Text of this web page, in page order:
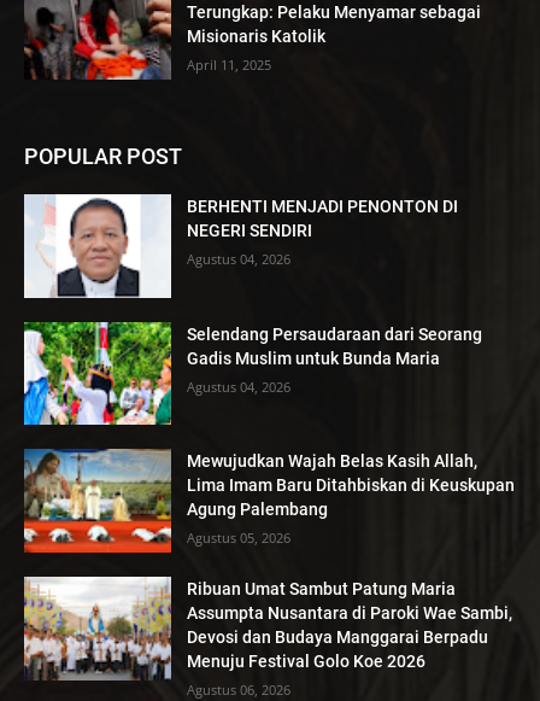
Terungkap: Pelaku Menyamar sebagai
Misionaris Katolik
April 11, 2025
POPULAR POST
BERHENTI MENJADI PENONTON DI
NEGERI SENDIRI
Agustus 04, 2026
Selendang Persaudaraan dari Seorang
Gadis Muslim untuk Bunda Maria
Agustus 04, 2026
Mewujudkan Wajah Belas Kasih Allah,
Lima Imam Baru Ditahbiskan di Keuskupan
Agung Palembang
Agustus 05, 2026
Ribuan Umat Sambut Patung Maria
Assumpta Nusantara di Paroki Wae Sambi,
Devosi dan Budaya Manggarai Berpadu
Menuju Festival Golo Koe 2026
Agustus 06, 2026